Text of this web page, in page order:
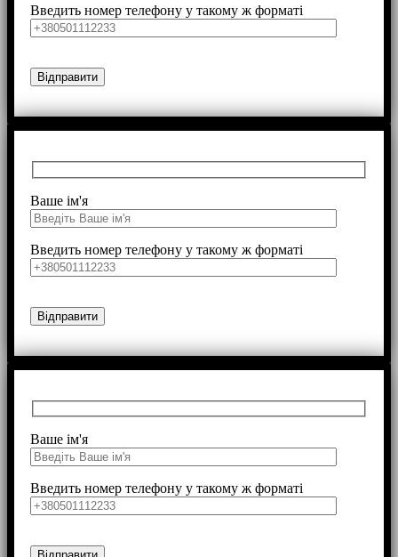
Введить номер телефону у такому ж форматі
Ваше ім'я
Введить номер телефону у такому ж форматі
Ваше ім'я
Введить номер телефону у такому ж форматі